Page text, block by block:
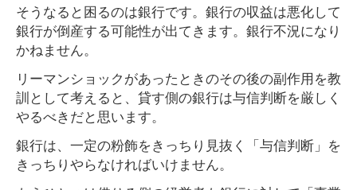
そうなると困るのは銀行です。銀行の収益は悪化して
銀行が倒産する可能性が出てきます。銀行不況になり
かねません。
リーマンショックがあったときのその後の副作用を教
訓として考えると、貸す側の銀行は与信判断を厳しく
やるべきだと思います。
銀行は、一定の粉飾をきっちり見抜く「与信判断」を
きっちりやらなければいけません。